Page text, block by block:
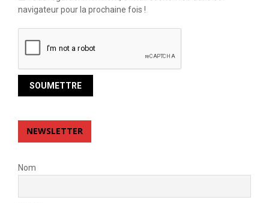
navigateur pour la prochaine fois !
NEWSLETTER
Nom